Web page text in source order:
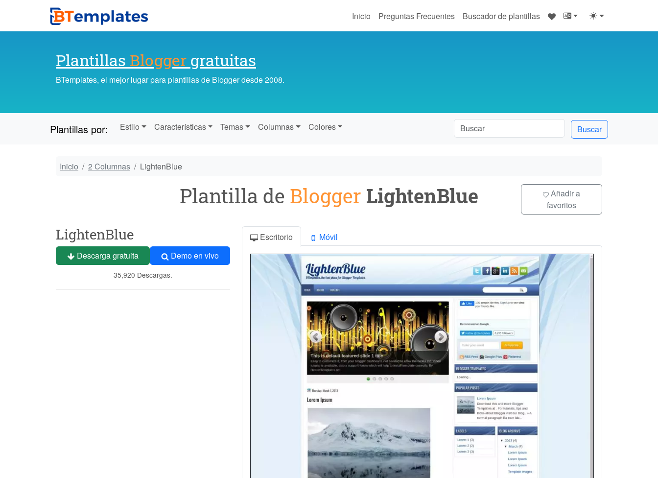
Inicio Preguntas Frecuentes Buscador de plantillas ♥
Plantillas Blogger gratuitas
BTemplates, el mejor lugar para plantillas de Blogger desde 2008.
Plantillas por: Estilo Características Temas Columnas Colores Buscar
Inicio 2 Columnas LightenBlue
Plantilla de Blogger LightenBlue
Añadir a
favoritos
LightenBlue
Descarga gratuita Demo en vivo
35,920 Descargas.
Escritorio Móvil